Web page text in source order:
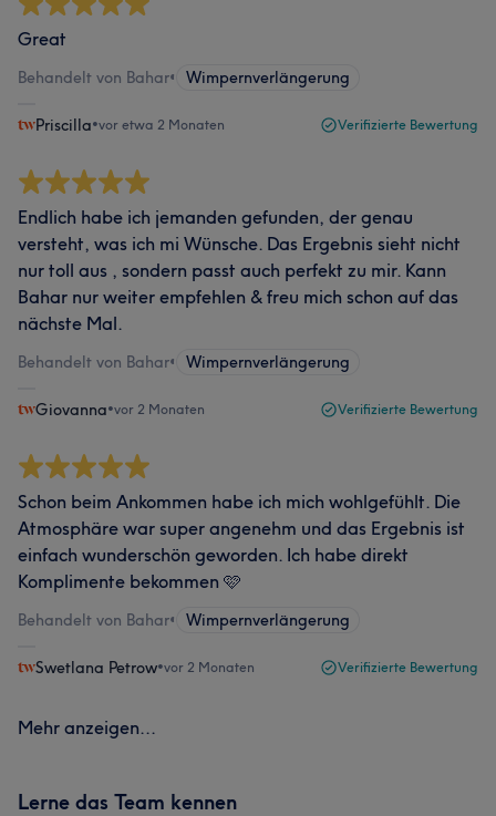
Great
Behandelt von Bahar• Wimpernverlängerung
Priscilla•vor etwa 2 Monaten Verifizierte Bewertung
Endlich habe ich jemanden gefunden, der genau
versteht, was ich mi Wünsche. Das Ergebnis sieht nicht
nur toll aus , sondern passt auch perfekt zu mir. Kann
Bahar nur weiter empfehlen & freu mich schon auf das
nächste Mal.
Behandelt von Bahar• Wimpernverlängerung
Giovanna•vor 2 Monaten Verifizierte Bewertung
Schon beim Ankommen habe ich mich wohlgefühlt. Die
Atmosphäre war super angenehm und das Ergebnis ist
einfach wunderschön geworden. Ich habe direkt
Komplimente bekommen 🩷
Behandelt von Bahar• Wimpernverlängerung
Swetlana Petrow•vor 2 Monaten Verifizierte Bewertung
Mehr anzeigen...
Lerne das Team kennen